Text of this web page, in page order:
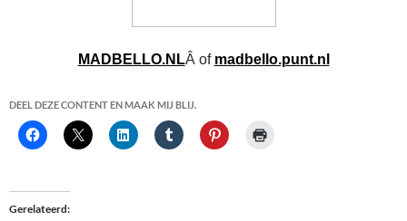
MADBELLO.NLÂ of madbello.punt.nl
DEEL DEZE CONTENT EN MAAK MIJ BLIJ.
Gerelateerd